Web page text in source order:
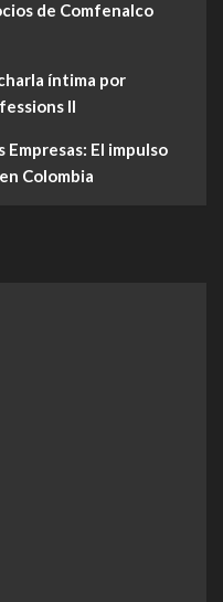
de Comfenalco
íntima por
II
El impulso
Colombia